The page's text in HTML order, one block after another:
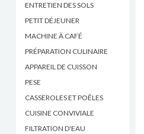
ENTRETIEN DES SOLS
PETIT DÉJEUNER
MACHINE À CAFÉ
PRÉPARATION CULINAIRE
APPAREIL DE CUISSON
PESE
CASSEROLES ET POÊLES
CUISINE CONVIVIALE
FILTRATION D'EAU